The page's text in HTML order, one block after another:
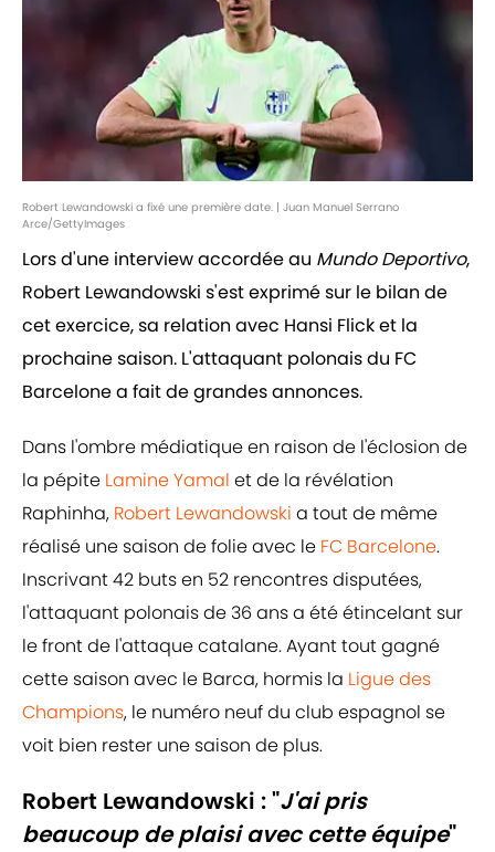
Robert Lewandowski a fixé une première date. | Juan Manuel Serrano
Arce/GettyImages
Lors d'une interview accordée au Mundo Deportivo,
Robert Lewandowski s'est exprimé sur le bilan de
cet exercice, sa relation avec Hansi Flick et la
prochaine saison. L'attaquant polonais du FC
Barcelone a fait de grandes annonces.
Dans l'ombre médiatique en raison de l'éclosion de
la pépite Lamine Yamal et de la révélation
Raphinha, Robert Lewandowski a tout de même
réalisé une saison de folie avec le FC Barcelone.
Inscrivant 42 buts en 52 rencontres disputées,
l'attaquant polonais de 36 ans a été étincelant sur
le front de l'attaque catalane. Ayant tout gagné
cette saison avec le Barca, hormis la Ligue des
Champions, le numéro neuf du club espagnol se
voit bien rester une saison de plus.
Robert Lewandowski : "J'ai pris
beaucoup de plaisi avec cette équipe"